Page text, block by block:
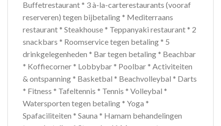
Buffetrestaurant * 3 à-la-carterestaurants (vooraf
reserveren) tegen bijbetaling * Mediterraans
restaurant * Steakhouse * Teppanyaki restaurant * 2
snackbars * Roomservice tegen betaling * 5
drinkgelegenheden * Bar tegen betaling * Beachbar
* Koffiecorner * Lobbybar * Poolbar * Activiteiten
& ontspanning * Basketbal * Beachvolleybal * Darts
* Fitness * Tafeltennis * Tennis * Volleybal *
Watersporten tegen betaling * Yoga *
Spafaciliteiten * Sauna * Hamam behandelingen